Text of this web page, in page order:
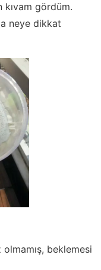
kıvam gördüm.
neye dikkat
olmamış, beklemesi